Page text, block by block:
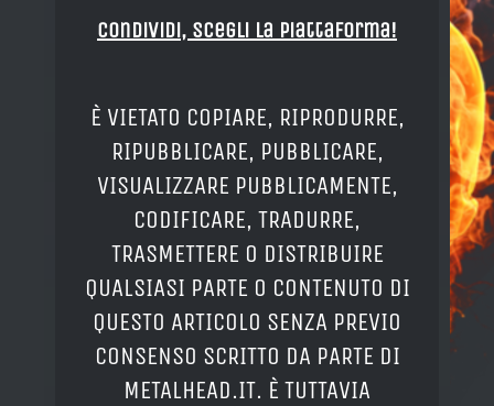
Condividi, Scegli la piattaforma!
È VIETATO COPIARE, RIPRODURRE,
RIPUBBLICARE, PUBBLICARE,
VISUALIZZARE PUBBLICAMENTE,
CODIFICARE, TRADURRE,
TRASMETTERE O DISTRIBUIRE
QUALSIASI PARTE O CONTENUTO DI
QUESTO ARTICOLO SENZA PREVIO
CONSENSO SCRITTO DA PARTE DI
METALHEAD.IT. È TUTTAVIA